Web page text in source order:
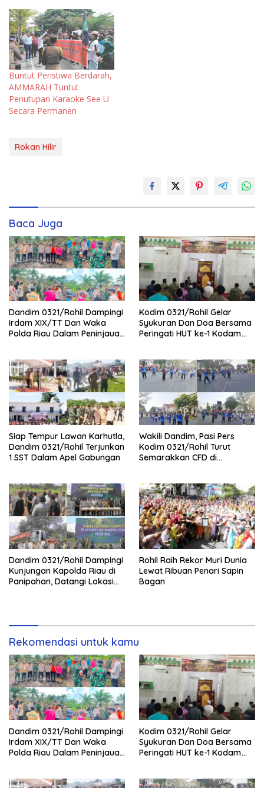
Buntut Peristiwa Berdarah,
AMMARAH Tuntut
Penutupan Karaoke See U
Secara Permanen
Rokan Hilir
Baca Juga
Dandim 0321/Rohil Dampingi
Irdam XIX/TT Dan Waka
Polda Riau Dalam Peninjauan
Kodim 0321/Rohil Gelar
Syukuran Dan Doa Bersama
Peringati HUT ke-1 Kodam
Siap Tempur Lawan Karhutla,
Dandim 0321/Rohil Terjunkan
1 SST Dalam Apel Gabungan
Wakili Dandim, Pasi Pers
Kodim 0321/Rohil Turut
Semarakkan CFD di
Dandim 0321/Rohil Dampingi
Kunjungan Kapolda Riau di
Panipahan, Datangi Lokasi
Rohil Raih Rekor Muri Dunia
Lewat Ribuan Penari Sapin
Bagan
Rekomendasi untuk kamu
Dandim 0321/Rohil Dampingi
Irdam XIX/TT Dan Waka
Polda Riau Dalam Peninjauan
Kodim 0321/Rohil Gelar
Syukuran Dan Doa Bersama
Peringati HUT ke-1 Kodam